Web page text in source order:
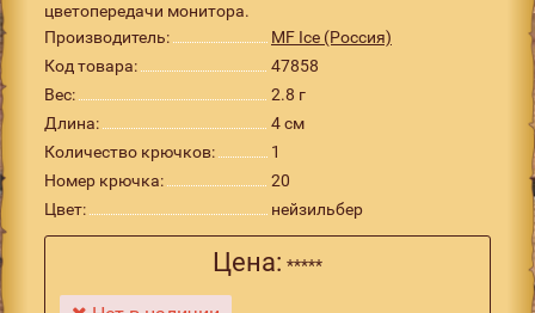
цветопередачи монитора.
Производитель:
MF Ice (Россия)
Код товара:
47858
Вес:
2.8 г
Длина:
4 см
Количество крючков:
1
Номер крючка:
20
Цвет:
нейзильбер
Цена: *****